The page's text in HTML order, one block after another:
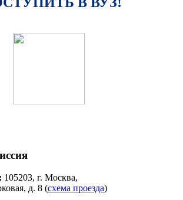
105203, г. Москва,
д. 8 (схема проезда)